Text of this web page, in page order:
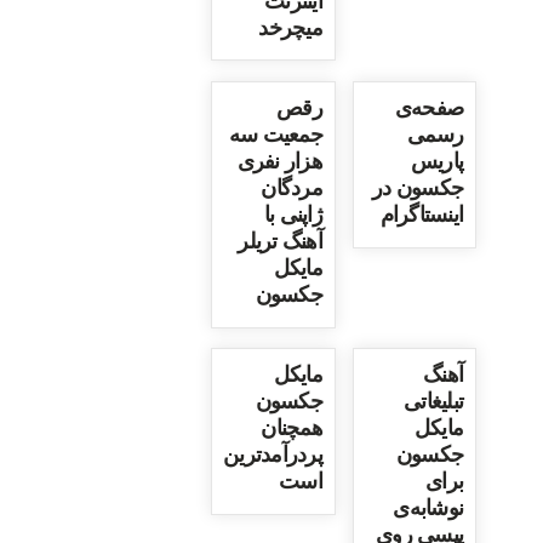
میچرخد
صفحه‌ی
رسمی
پاریس
جکسون در
اینستاگرام
رقص
جمعیت سه
هزار نفری
مردگان
ژاپنی با
آهنگ تریلر
مایکل
جکسون
آهنگ
تبلیغاتی
مایکل
جکسون
برای
نوشابه‌ی
پپسی روی
مایکل
جکسون
همچنان
پردرآمدترین
است